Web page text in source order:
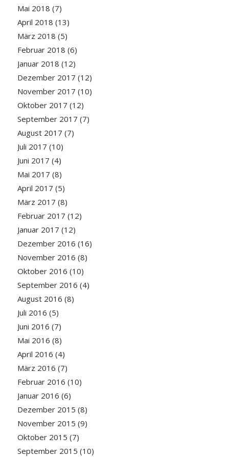
Mai 2018 (7)
April 2018 (13)
März 2018 (5)
Februar 2018 (6)
Januar 2018 (12)
Dezember 2017 (12)
November 2017 (10)
Oktober 2017 (12)
September 2017 (7)
August 2017 (7)
Juli 2017 (10)
Juni 2017 (4)
Mai 2017 (8)
April 2017 (5)
März 2017 (8)
Februar 2017 (12)
Januar 2017 (12)
Dezember 2016 (16)
November 2016 (8)
Oktober 2016 (10)
September 2016 (4)
August 2016 (8)
Juli 2016 (5)
Juni 2016 (7)
Mai 2016 (8)
April 2016 (4)
März 2016 (7)
Februar 2016 (10)
Januar 2016 (6)
Dezember 2015 (8)
November 2015 (9)
Oktober 2015 (7)
September 2015 (10)